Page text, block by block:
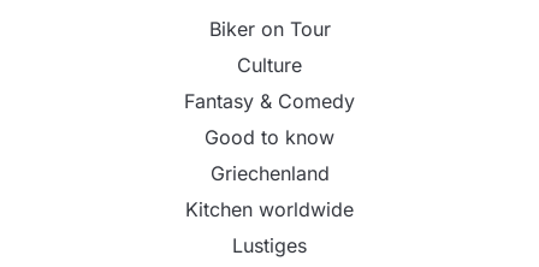
Biker on Tour
Culture
Fantasy & Comedy
Good to know
Griechenland
Kitchen worldwide
Lustiges